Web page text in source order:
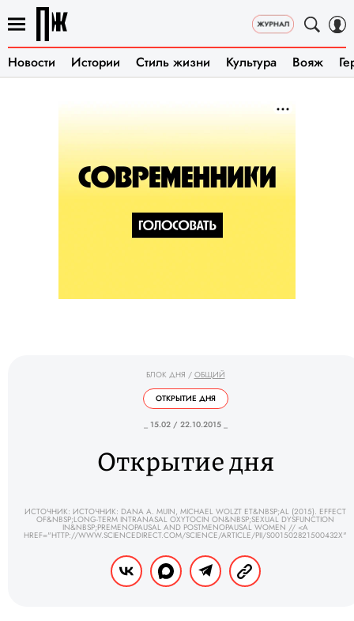
Новости Истории Стиль жизни Культура Вояж
БЛОК ДНЯ / ОБЩИЙ
ОТКРЫТИЕ ДНЯ
_ 15.02 / 22.10.2015 _
Открытие дня
ИСТОЧНИК: ИСТОЧНИК: DANA A. MUIN, MICHAEL WOLZT ET&NBSP;AL (2015). EFFECT
OF&NBSP;LONG-TERM INTRANASAL OXYTOCIN ON&NBSP;SEXUAL DYSFUNCTION
IN&NBSP;PREMENOPAUSAL AND POSTMENOPAUSAL WOMEN // <A
HREF="HTTP://WWW.SCIENCEDIRECT.COM/SCIENCE/ARTICLE/PII/S001502821500432X"